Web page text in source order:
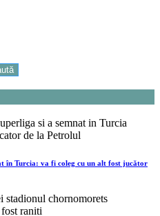
în Turcia: va fi coleg cu un alt fost jucător